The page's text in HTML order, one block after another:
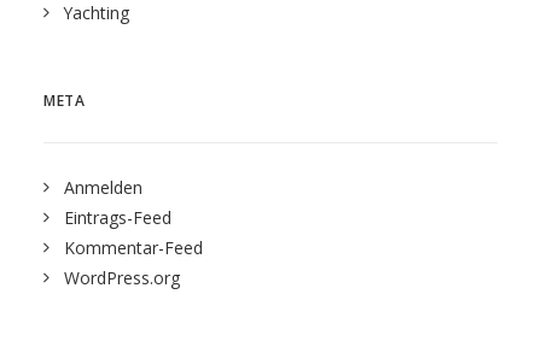
Yachting
META
Anmelden
Eintrags-Feed
Kommentar-Feed
WordPress.org